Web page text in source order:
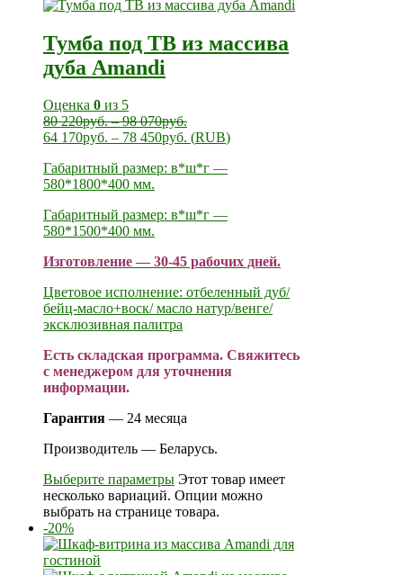
Тумба под ТВ из массива
дуба Amandi
Оценка 0 из 5
80 220руб.–98 070руб.
64 170руб. – 78 450руб. (RUB)
Габаритный размер: в*ш*г —
580*1800*400 мм.
Габаритный размер: в*ш*г —
580*1500*400 мм.
Изготовление — 30-45 рабочих дней.
Цветовое исполнение: отбеленный дуб/
бейц-масло+воск/ масло натур/венге/
эксклюзивная палитра
Есть складская программа. Свяжитесь
с менеджером для уточнения
информации.
Гарантия — 24 месяца
Производитель — Беларусь.
Выберите параметры Этот товар имеет
несколько вариаций. Опции можно
выбрать на странице товара.
-20%